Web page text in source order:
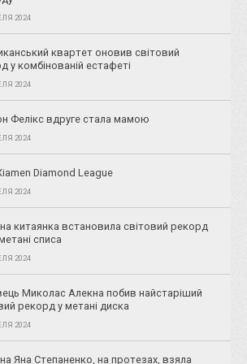
2024
квартет оновив світовий
у комбінованій естафеті
2024
Фелікс вдруге стала мамою
2024
Diamond League
2024
китаянка встановила світовий рекорд
списа
2024
Миколас Алекна побив найстаріший
рекорд у метані диска
2024
Яна Степаненко, на протезах, взяла